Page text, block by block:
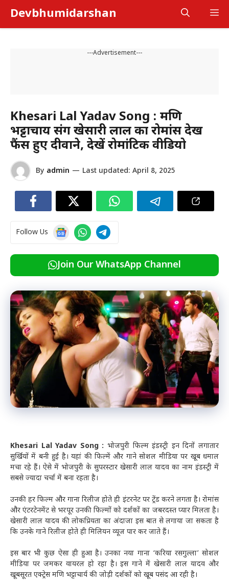
content
Devbhumidarshan
---Advertisement---
Khesari Lal Yadav Song : मणि
भट्टाचार्य संग खेसारी लाल का रोमांस देख
फैंस हुए दीवाने, देखें रोमांटिक वीडियो
By admin — Last updated: April 8, 2025
Follow Us
Join Our WhatsApp Channel
Khesari Lal Yadav Song : भोजपुरी फिल्म इंडस्ट्री इन दिनों लगातार
सुर्खियों में बनी हुई है। यहां की फिल्में और गाने सोशल मीडिया पर खूब धमाल
मचा रहे हैं। ऐसे में भोजपुरी के सुपरस्टार खेसारी लाल यादव का नाम इंडस्ट्री में
सबसे ज्यादा चर्चा में बना रहता है।
उनकी हर फिल्म और गाना रिलीज होते ही इंटरनेट पर ट्रेंड करने लगता है। रोमांस
और एंटरटेनमेंट से भरपूर उनकी फिल्मों को दर्शकों का जबरदस्त प्यार मिलता है।
खेसारी लाल यादव की लोकप्रियता का अंदाजा इस बात से लगाया जा सकता है
कि उनके गाने रिलीज होते ही मिलियन व्यूज पार कर जाते हैं।
इस बार भी कुछ ऐसा ही हुआ है। उनका नया गाना ‘करिया रसगुल्ला’ सोशल
मीडिया पर जमकर वायरल हो रहा है। इस गाने में खेसारी लाल यादव और
खूबसूरत एक्ट्रेस मणि भट्टाचार्य की जोड़ी दर्शकों को खूब पसंद आ रही है।